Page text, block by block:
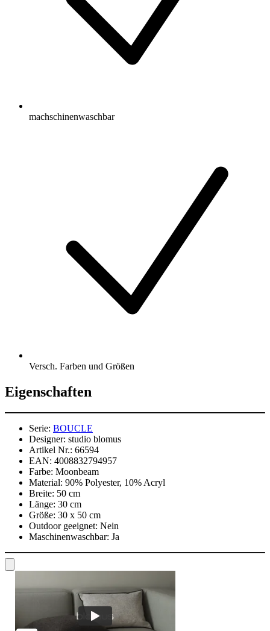
machschinenwaschbar
Versch. Farben und Größen
Eigenschaften
Serie: BOUCLE
Designer: studio blomus
Artikel Nr.: 66594
EAN: 4008832794957
Farbe: Moonbeam
Material: 90% Polyester, 10% Acryl
Breite: 50 cm
Länge: 30 cm
Größe: 30 x 50 cm
Outdoor geeignet: Nein
Maschinenwaschbar: Ja